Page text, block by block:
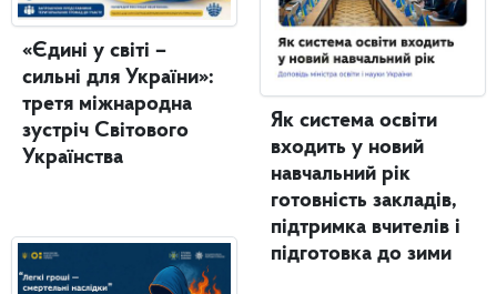
«Єдині у світі –
сильні для України»:
третя міжнародна
зустріч Світового
Українства
Як система освіти
входить у новий
навчальний рік
готовність закладів,
підтримка вчителів і
підготовка до зими